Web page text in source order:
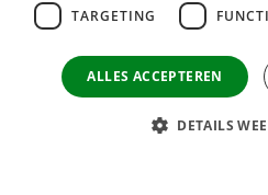
TARGETING
ALLES ACCEPTEREN
DETAILS